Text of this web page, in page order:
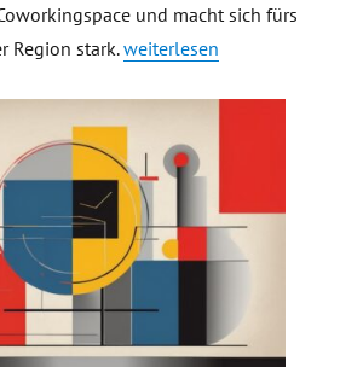
und macht sich fürs
Region stark.„Einladung Blick über den
weiterlesen